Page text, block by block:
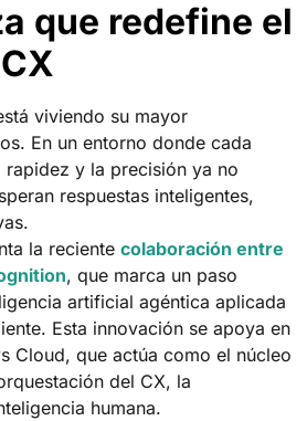
que redefine el
viviendo su mayor
En un entorno donde cada
rapidez y la precisión ya no
respuestas inteligentes,
la reciente colaboración entre
, que marca un paso
artificial agéntica aplicada
Esta innovación se apoya en
Cloud, que actúa como el núcleo
del CX, la
humana.